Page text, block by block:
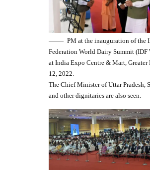
PM at the inauguration of the
Federation World Dairy Summit (IDF
at India Expo Centre & Mart, Greater
12, 2022.
The Chief Minister of Uttar Pradesh,
and other dignitaries are also seen.